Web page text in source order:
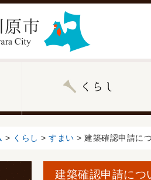
> くらし > すまい > 建築確認申請に
建築確認申請につ